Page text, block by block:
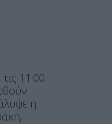
11:00
η